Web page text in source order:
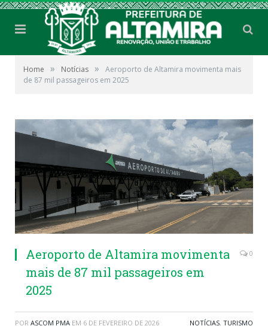
Home » Notícias »
Aeroporto de Altamira movimenta mais
de 87 mil passageiros em 2025
Aeroporto de Altamira movimenta
mais de 87 mil passageiros em
2025
0
POR ASCOM PMA EM 6 DE FEVEREIRO DE 2026 NOTÍCIAS, TURISMO